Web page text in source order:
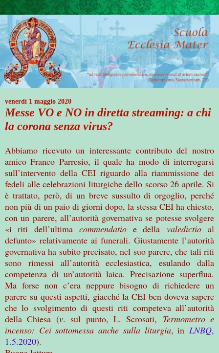
venerdì 1 maggio 2020
Messe VO e NO in diretta streaming: a chi
la corona senza virus?
Abbiamo ricevuto un interessante contributo del nostro
amico Franco Parresio, il quale ha modo di interrogarsi
sull’intervento della CEI riguardo alla riammissione dei
fedeli alle celebrazioni liturgiche dello scorso 26 aprile. Si
è trattato, però, di un breve sussulto di orgoglio, perché
non più di un paio di giorni dopo, la stessa CEI ha chiesto,
con un parere, all’autorità governativa se potesse svolgere
«i riti dell’ultima commendatioe della valedictioal
defunto» relativamente ai funerali. Giustamente l’autorità
governativa ha subito precisato, nel suo parere, che tali riti
sono rimessi all’autorità ecclesiastica, esulando dalla
competenza di un’autorità laica. Precisazione superflua.
Ma forse non c’era neppure bisogno di richiedere un
parere su questi aspetti, giacché la CEI ben doveva sapere
che lo svolgimento di questi riti competeva all’autorità
della Chiesa (v. sul punto, L. Scrosati, Termometro e
incenso: Cei sottomessa anche sulla liturgia, inLNBQ,
1.5.2020).